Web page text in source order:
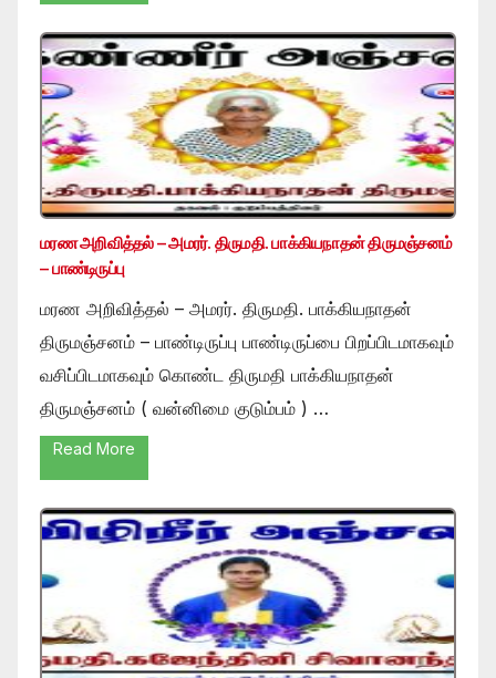
மரண அறிவித்தல் – அமரர். திருமதி. பாக்கியநாதன் திருமஞ்சனம்
– பாண்டிருப்பு
மரண அறிவித்தல் – அமரர். திருமதி. பாக்கியநாதன்
திருமஞ்சனம் – பாண்டிருப்பு பாண்டிருப்பை பிறப்பிடமாகவும்
வசிப்பிடமாகவும் கொண்ட திருமதி பாக்கியநாதன்
திருமஞ்சனம் ( வன்னிமை குடும்பம் ) …
Read More